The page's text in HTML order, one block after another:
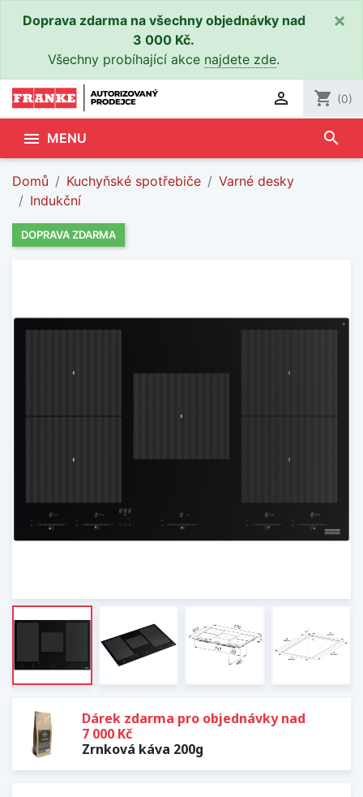
Doprava zdarma na všechny objednávky nad
3 000 Kč.
Všechny probíhající akce najdete zde.
×
 shopping_cart (0)
 MENU search
Domů Kuchyňské spotřebiče
Varné desky
Indukční
DOPRAVA ZDARMA
Dárek zdarma pro objednávky nad
7 000 Kč
Zrnková káva 200g